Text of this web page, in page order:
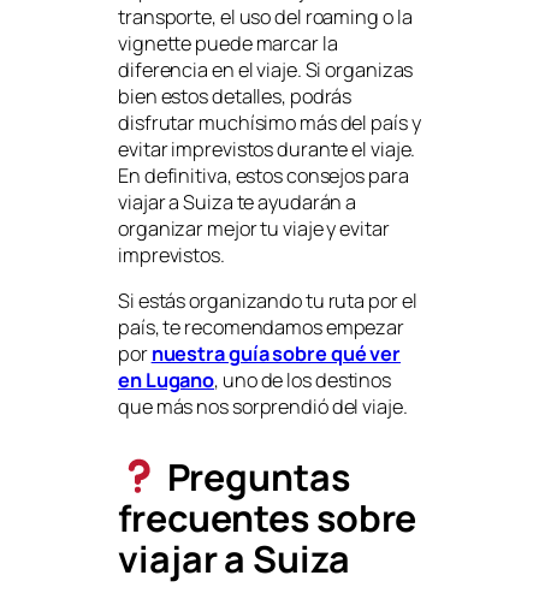
transporte, el uso del roaming o la
vignette puede marcar la
diferencia en el viaje. Si organizas
bien estos detalles, podrás
disfrutar muchísimo más del país y
evitar imprevistos durante el viaje.
En definitiva, estos consejos para
viajar a Suiza te ayudarán a
organizar mejor tu viaje y evitar
imprevistos.
Si estás organizando tu ruta por el
país, te recomendamos empezar
pornuestra guía sobre qué ver
en Lugano, uno de los destinos
que más nos sorprendió del viaje.
Preguntas
frecuentes sobre
viajar a Suiza